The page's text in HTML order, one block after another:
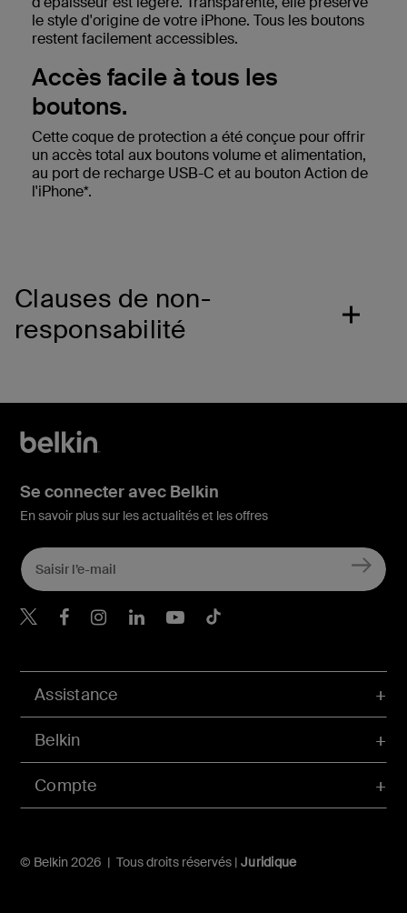
le style d'origine de votre iPhone. Tous les boutons
restent facilement accessibles.
Accès facile à tous les
boutons.
Cette coque de protection a été conçue pour offrir
un accès total aux boutons volume et alimentation,
au port de recharge USB-C et au bouton Action de
l'iPhone*.
Clauses de non-
responsabilité
Compte
Assistance
Belkin
© Belkin 2026 | Tous droits réservés | Juridique
Se connecter avec Belkin
En savoir plus sur les actualités et les offres
Belkin Twitter
Belkin Facebook
Belkin Instagram
Belkin LinkedIn
Belkin Youtube
Belkin TikTok